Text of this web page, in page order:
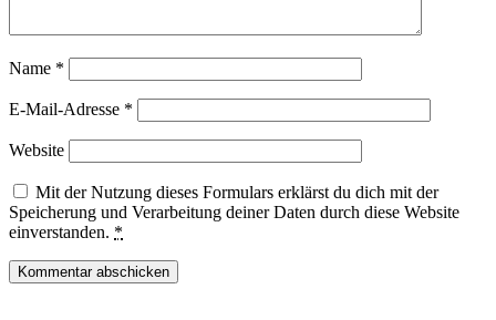
Name *
E-Mail-Adresse *
Website
Mit der Nutzung dieses Formulars erklärst du dich mit der
Speicherung und Verarbeitung deiner Daten durch diese Website
einverstanden. *